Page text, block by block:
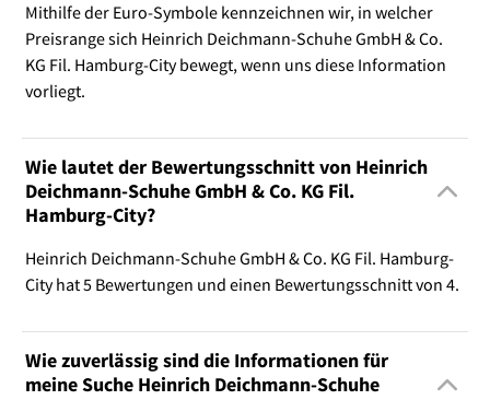
Mithilfe der Euro-Symbole kennzeichnen wir, in welcher
Preisrange sich Heinrich Deichmann-Schuhe GmbH & Co.
KG Fil. Hamburg-City bewegt, wenn uns diese Information
vorliegt.
Wie lautet der Bewertungsschnitt von Heinrich
Deichmann-Schuhe GmbH & Co. KG Fil.
Hamburg-City?
Heinrich Deichmann-Schuhe GmbH & Co. KG Fil. Hamburg-
City hat 5 Bewertungen und einen Bewertungsschnitt von 4.
Wie zuverlässig sind die Informationen für
meine Suche Heinrich Deichmann-Schuhe